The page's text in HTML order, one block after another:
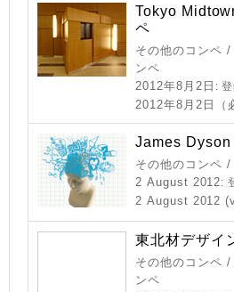
Tokyo
ペ
その他のコンペ
ンペ
2012年8月2日 :
2012年8月2日（
James
その他のコンペ
2 August 2012:
2 August 2012
東北材デザイ
その他のコンペ
ンペ